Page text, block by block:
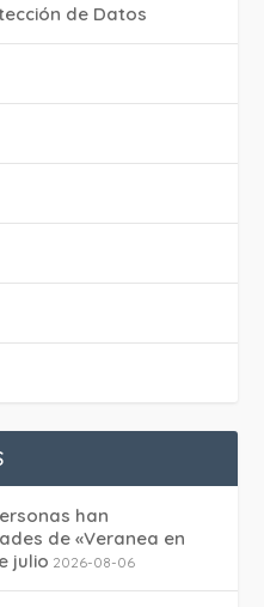
de Datos
han
de «Veranea en
julio 2026-08-06